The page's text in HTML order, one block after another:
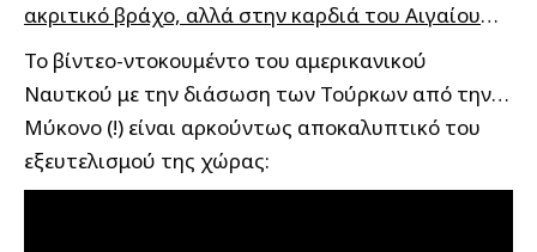
ακριτικό βράχο, αλλά στην καρδιά του Αιγαίου…
Το βίντεο-ντοκουμέντο του αμερικανικού
Ναυτκού με την διάσωση των Τούρκων από την…
Μύκονο (!) είναι αρκούντως αποκαλυπτικό του
εξευτελισμού της χώρας: